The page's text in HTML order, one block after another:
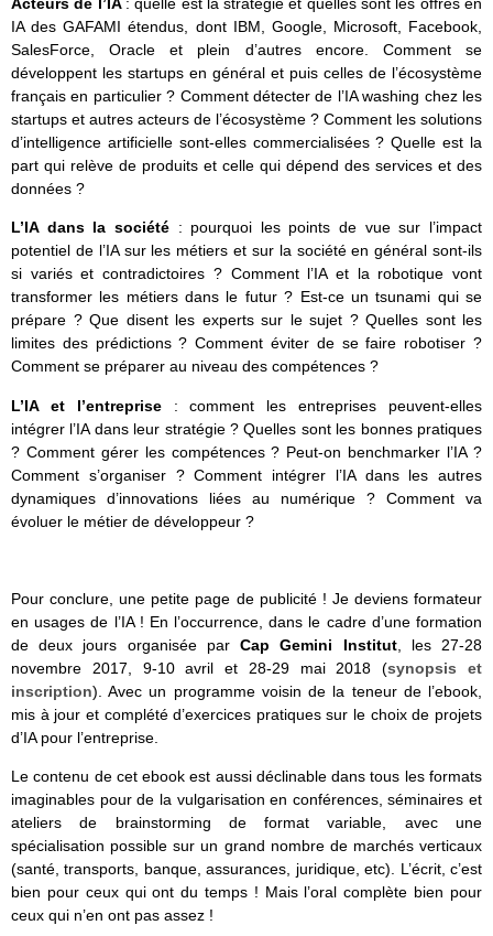
Acteurs de l’IA : quelle est la stratégie et quelles sont les offres en
IA des GAFAMI étendus, dont IBM, Google, Microsoft, Facebook,
SalesForce, Oracle et plein d’autres encore. Comment se
développent les startups en général et puis celles de l’écosystème
français en particulier ? Comment détecter de l’IA washing chez les
startups et autres acteurs de l’écosystème ? Comment les solutions
d’intelligence artificielle sont-elles commercialisées ? Quelle est la
part qui relève de produits et celle qui dépend des services et des
données ?
L’IA dans la société : pourquoi les points de vue sur l’impact
potentiel de l’IA sur les métiers et sur la société en général sont-ils
si variés et contradictoires ? Comment l’IA et la robotique vont
transformer les métiers dans le futur ? Est-ce un tsunami qui se
prépare ? Que disent les experts sur le sujet ? Quelles sont les
limites des prédictions ? Comment éviter de se faire robotiser ?
Comment se préparer au niveau des compétences ?
L’IA et l’entreprise : comment les entreprises peuvent-elles
intégrer l’IA dans leur stratégie ? Quelles sont les bonnes pratiques
? Comment gérer les compétences ? Peut-on benchmarker l’IA ?
Comment s’organiser ? Comment intégrer l’IA dans les autres
dynamiques d’innovations liées au numérique ? Comment va
évoluer le métier de développeur ?
Pour conclure, une petite page de publicité ! Je deviens formateur
en usages de l’IA ! En l’occurrence, dans le cadre d’une formation
de deux jours organisée parCap Gemini Institut, les 27-28
novembre 2017, 9-10 avril et 28-29 mai 2018 (synopsis et
inscription). Avec un programme voisin de la teneur de l’ebook,
mis à jour et complété d’exercices pratiques sur le choix de projets
d’IA pour l’entreprise.
Le contenu de cet ebook est aussi déclinable dans tous les formats
imaginables pour de la vulgarisation en conférences, séminaires et
ateliers de brainstorming de format variable, avec une
spécialisation possible sur un grand nombre de marchés verticaux
(santé, transports, banque, assurances, juridique, etc). L’écrit, c’est
bien pour ceux qui ont du temps ! Mais l’oral complète bien pour
ceux qui n’en ont pas assez !